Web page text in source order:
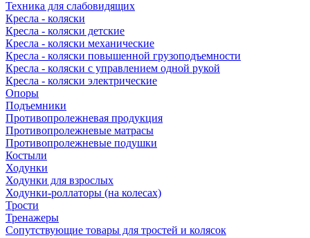
Техника для слабовидящих
Кресла - коляски
Кресла - коляски детские
Кресла - коляски механические
Кресла - коляски повышенной грузоподъемности
Кресла - коляски с управлением одной рукой
Кресла - коляски электрические
Опоры
Подъемники
Противопролежневая продукция
Противопролежневые матрасы
Противопролежневые подушки
Костыли
Ходунки
Ходунки для взрослых
Ходунки-роллаторы (на колесах)
Трости
Тренажеры
Сопутствующие товары для тростей и колясок